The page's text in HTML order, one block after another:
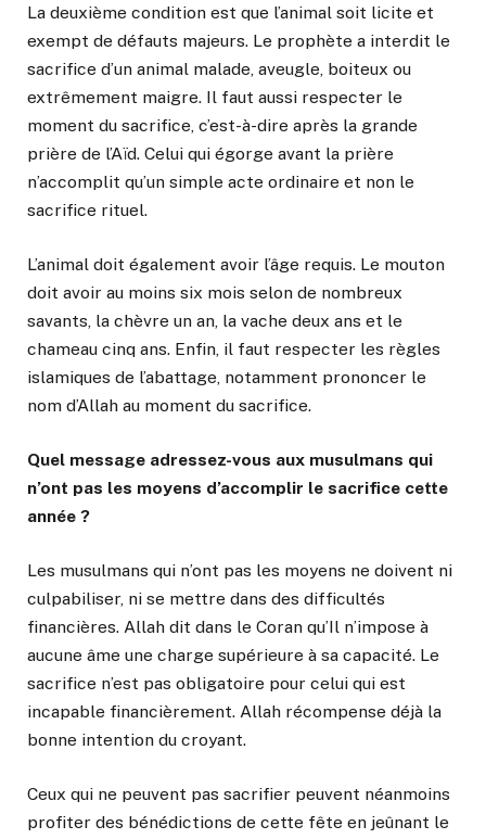
La deuxième condition est que l’animal soit licite et
exempt de défauts majeurs. Le prophète a interdit le
sacrifice d’un animal malade, aveugle, boiteux ou
extrêmement maigre. Il faut aussi respecter le
moment du sacrifice, c’est-à-dire après la grande
prière de l’Aïd. Celui qui égorge avant la prière
n’accomplit qu’un simple acte ordinaire et non le
sacrifice rituel.
L’animal doit également avoir l’âge requis. Le mouton
doit avoir au moins six mois selon de nombreux
savants, la chèvre un an, la vache deux ans et le
chameau cinq ans. Enfin, il faut respecter les règles
islamiques de l’abattage, notamment prononcer le
nom d’Allah au moment du sacrifice.
Quel message adressez-vous aux musulmans qui
n’ont pas les moyens d’accomplir le sacrifice cette
année ?
Les musulmans qui n’ont pas les moyens ne doivent ni
culpabiliser, ni se mettre dans des difficultés
financières. Allah dit dans le Coran qu’Il n’impose à
aucune âme une charge supérieure à sa capacité. Le
sacrifice n’est pas obligatoire pour celui qui est
incapable financièrement. Allah récompense déjà la
bonne intention du croyant.
Ceux qui ne peuvent pas sacrifier peuvent néanmoins
profiter des bénédictions de cette fête en jeûnant le